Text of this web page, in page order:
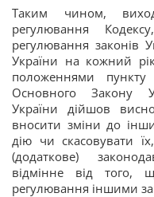
Таким чином,
регулювання
регулювання законів
України на кожний
положеннями
Основного Закону
України дійшов
вносити зміни до
дію чи скасовувати
(додаткове)
відмінне від того,
регулювання іншими